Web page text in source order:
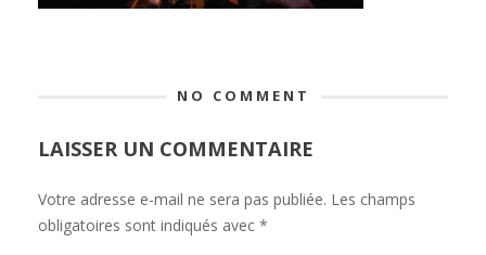
NO COMMENT
LAISSER UN COMMENTAIRE
Votre adresse e-mail ne sera pas publiée. Les champs
obligatoires sont indiqués avec *